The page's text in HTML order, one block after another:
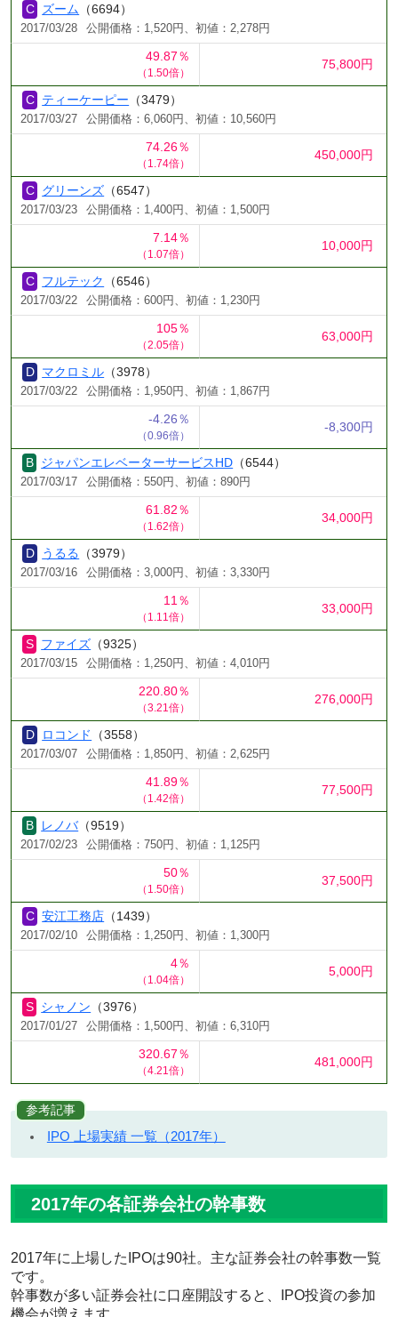
ズーム （6694）
2017/03/28 公開価格：1,520円、初値：2,278円
49.87％
（1.50倍）
75,800円
ティーケーピー （3479）
2017/03/27 公開価格：6,060円、初値：10,560円
74.26％
（1.74倍）
450,000円
グリーンズ （6547）
2017/03/23 公開価格：1,400円、初値：1,500円
7.14％
（1.07倍）
10,000円
フルテック （6546）
2017/03/22 公開価格：600円、初値：1,230円
105％
（2.05倍）
63,000円
マクロミル （3978）
2017/03/22 公開価格：1,950円、初値：1,867円
-4.26％
（0.96倍）
-8,300円
ジャパンエレベーターサービスHD （6544）
2017/03/17 公開価格：550円、初値：890円
61.82％
（1.62倍）
34,000円
うるる （3979）
2017/03/16 公開価格：3,000円、初値：3,330円
11％
（1.11倍）
33,000円
ファイズ （9325）
2017/03/15 公開価格：1,250円、初値：4,010円
220.80％
（3.21倍）
276,000円
ロコンド （3558）
2017/03/07 公開価格：1,850円、初値：2,625円
41.89％
（1.42倍）
77,500円
レノバ（9519）
2017/02/23 公開価格：750円、初値：1,125円
50％
（1.50倍）
37,500円
安江工務店 （1439）
2017/02/10 公開価格：1,250円、初値：1,300円
4％
（1.04倍）
5,000円
シャノン （3976）
2017/01/27 公開価格：1,500円、初値：6,310円
320.67％
（4.21倍）
481,000円
参考記事
IPO 上場実績 一覧（2017年）
2017年の各証券会社の幹事数
2017年に上場したIPOは90社。主な証券会社の幹事数一覧
です。
幹事数が多い証券会社に口座開設すると、IPO投資の参加
機会が増えます。